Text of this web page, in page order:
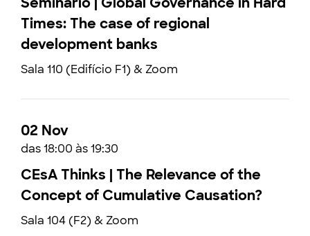
Times: The case of regional
development banks
Sala 110 (Edifício F1) & Zoom
02 Nov
das 18:00 às 19:30
CEsA Thinks | The Relevance of the
Concept of Cumulative Causation?
Sala 104 (F2) & Zoom